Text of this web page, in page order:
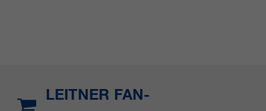
LEITNER FAN-